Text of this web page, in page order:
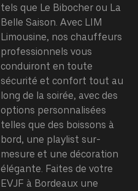
tels que Le Bibocher ou La
Belle Saison. Avec LIM
Limousine, nos chauffeurs
professionnels vous
conduiront en toute
sécurité et confort tout au
long de la soirée, avec des
options personnalisées
telles que des boissons à
bord, une playlist sur-
mesure et une décoration
élégante. Faites de votre
EVJF à Bordeaux une